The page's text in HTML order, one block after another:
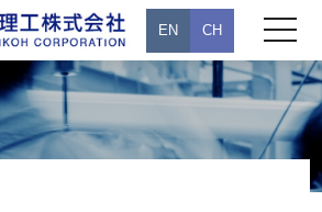
toggle
EN CH